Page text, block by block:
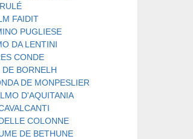
FAIDIT
PUGLIESE
DA LENTINI
CONDE
BORNELH
DE MONPESLIER
D'AQUITANIA
COLONNE
DE BETHUNE